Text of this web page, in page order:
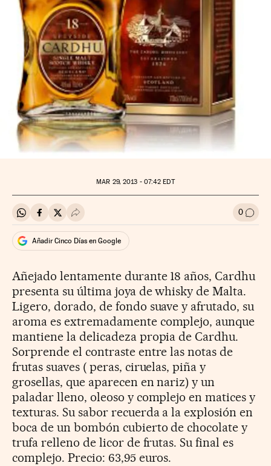
MAR 29, 2013 - 07:42 EDT
Compartir en Whatsapp
Compartir en Facebook
Compartir en Twitter
Desplegar Redes Sociales 0 Ir a
Añadir Cinco Días en Google
Añejado lentamente durante 18 años, Cardhu
presenta su última joya de whisky de Malta.
Ligero, dorado, de fondo suave y afrutado, su
aroma es extremadamente complejo, aunque
mantiene la delicadeza propia de Cardhu.
Sorprende el contraste entre las notas de
frutas suaves ( peras, ciruelas, piña y
grosellas, que aparecen en nariz) y un
paladar lleno, oleoso y complejo en matices y
texturas. Su sabor recuerda a la explosión en
boca de un bombón cubierto de chocolate y
trufa relleno de licor de frutas. Su final es
complejo. Precio: 63,95 euros.